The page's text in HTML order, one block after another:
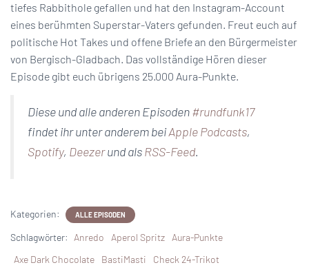
tiefes Rabbithole gefallen und hat den Instagram-Account
eines berühmten Superstar-Vaters gefunden. Freut euch auf
politische Hot Takes und offene Briefe an den Bürgermeister
von Bergisch-Gladbach. Das vollständige Hören dieser
Episode gibt euch übrigens 25.000 Aura-Punkte.
Diese und alle anderen Episoden#rundfunk17
findet ihr unter anderem beiApple Podcasts,
Spotify, Deezerund alsRSS-Feed.
Kategorien: ALLE EPISODEN
Schlagwörter: Anredo Aperol Spritz
Aura-Punkte
Axe Dark Chocolate
BastiMasti Check 24-Trikot